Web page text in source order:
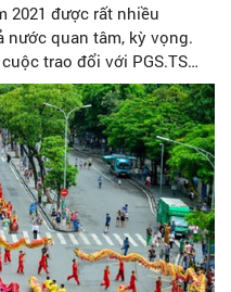
2021 được rất nhiều
nước quan tâm, kỳ vọng.
trao đổi với PGS.TS
Giám đốc Đại học quốc gia
vấn đề của văn hóa